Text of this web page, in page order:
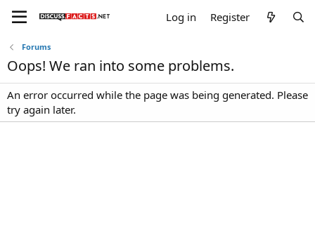
Log in Register
Forums
Oops! We ran into some problems.
An error occurred while the page was being generated. Please
try again later.